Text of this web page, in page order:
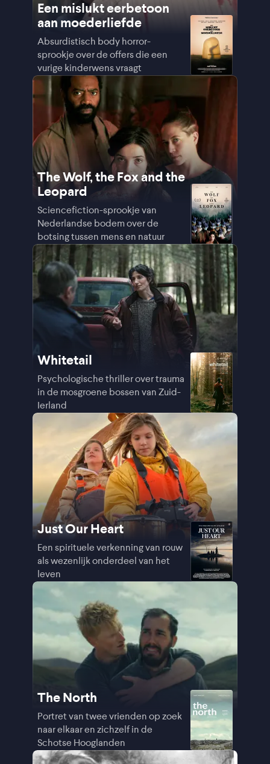
Een mislukt eerbetoon
aan moederliefde
Absurdistisch body horror-
sprookje over de offers die een
vurige kinderwens vraagt
The Wolf, the Fox and the
Leopard
Sciencefiction-sprookje van
Nederlandse bodem over de
botsing tussen mens en natuur
Whitetail
Psychologische thriller over trauma
in de mosgroene bossen van Zuid-
Ierland
Just Our Heart
Een spirituele verkenning van rouw
als wezenlijk onderdeel van het
leven
The North
Portret van twee vrienden op zoek
naar elkaar en zichzelf in de
Schotse Hooglanden